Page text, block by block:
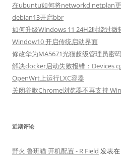
在ubuntu如何将networkd netplan
debian13开启bbr
如何升级Windows 11 24H2时绕过微
Window10 开启传统启动界面
修改华为MA5671光猫超级管理员密码
解决docker启动失败报错：Devices
OpenWrt上运行LXC容器
关闭谷歌Chrome浏览器不再支持
近期评论
野火 鲁班猫 开机配置 - R Field 发表